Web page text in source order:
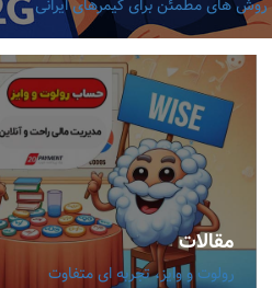
مقالات
رولوت و وایز، تجربه ای متفاوت